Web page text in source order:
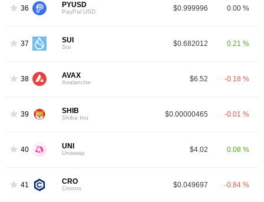
36 PYUSD
PayPal USD $0.999996 0.00 %
37 SUI
Sui $0.682012 0.21 %
38 AVAX
Avalanche $6.52 -0.18 %
39 SHIB
Shiba Inu $0.00000465 -0.01 %
40 UNI
Uniswap $4.02 0.08 %
41 CRO
Cronos $0.049697 -0.84 %